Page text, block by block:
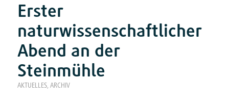
Erster
naturwissenschaftlicher
Abend an der
Steinmühle
AKTUELLES, ARCHIV